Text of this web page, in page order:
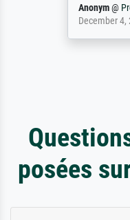
Anonym@
December 4, 2025
posées